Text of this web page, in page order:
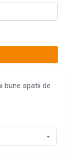
bune spatii de